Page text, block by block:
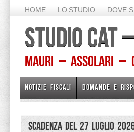
HOME LO STUDIO DOVE
STUDIO
Mauri – Assolari –
NOTIZIE FISCALI DOMANDE E
Scadenza del 27 Luglio 2026